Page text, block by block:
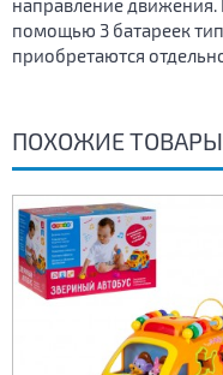
направление движения.
помощью 3 батареек
приобретаются
ПОХОЖИЕ ТОВАРЫ